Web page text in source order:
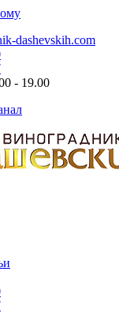
dashevskih.com
- 19.00